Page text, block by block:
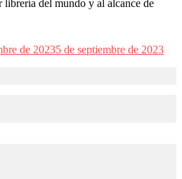
librería del mundo y al alcance de
de 20235 de septiembre de 2023